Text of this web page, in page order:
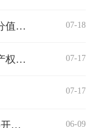
2026年深圳积分入户分值怎么计算？分值表汇总！ 07-18
2026年深圳积分入户政策解读：合法产权住房 07-17
07-17
2026年6月深圳积分入户申请通道即将开启，抓紧查房产积分！ 06-09